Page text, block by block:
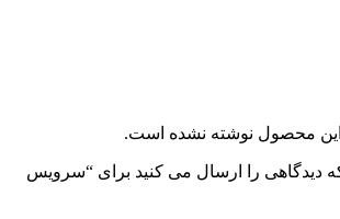
این محصول نوشته نشده است.
که دیدگاهی را ارسال می کنید برای “سرویس